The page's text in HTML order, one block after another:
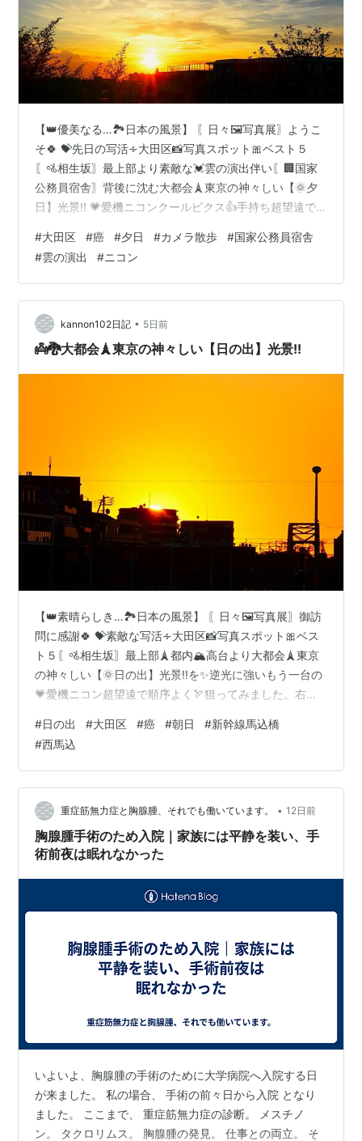
【👑優美なる…🏞️日本の風景】 〖日々🖼️写真展〗ようこ
そ🍀 💝先日の写活∻大田区📸写真スポット🎀ベスト５
〖🚵相生坂〗最上部より素敵な💓雲の演出伴い〖🏢国家
公務員宿舎〗背後に沈む大都会🗼東京の神々しい【🌞夕
日】光景!! 💗愛機ニコンクールピクス👍手持ち超望遠で
て〖👨‍👩‍👧‍👦世知辛い世の人々〗に〖💓生きる勇気；パ
ワー💪エネルギー〗等、何ものかを齎（もたら）すなら
🍀幸いです。 🖼️画像クリックして〖別ウインドウ〗でも
御閲覧ください。 💖我が故郷【💥熊本地震💥】被災され
た👨‍👩‍👧‍👦皆様お体を大切に～ 🙏何時も御訪問に感謝!!
👨‍👩‍👧‍👦皆…
#大田区 #癌 #夕日 #カメラ散歩 #国家公務員宿舎
#雲の演出 #ニコン
kannon102日記 • 5日前
👼🐉大都会🗼東京の神々しい【日の出】光景!!
【👑素晴らしき…🏞️日本の風景】 〖日々🖼️写真展〗御訪
問に感謝🍀 💝素敵な写活∻大田区📸写真スポット🎀ベス
ト５〖🚵相生坂〗最上部🗼都内🏔高台より大都会🗼東京
の神々しい【🌞日の出】光景!!を✨逆光に強いもう一台の
💗愛機ニコン超望遠で順序よく🏹狙ってみました。右サ
真によって〖👨‍👩‍👧‍👦世知辛い世の人々〗に〖💓生きる
勇気；パワー💪エネルギー〗等、何ものかを齎（もた
ら）すなら🍀幸いです。 🖼️画像クリックして〖別ウイン
ドウ〗でも御閲覧ください。 💖我が故郷【💥熊本地震
💥】被災された👨‍👩‍👧‍👦皆様お体を大切～ 🙏何時も御訪
問に感謝!!👨‍👩‍…
#日の出 #大田区 #癌 #朝日 #新幹線馬込橋
#西馬込
重症筋無力症と胸腺腫、それでも働いています。 • 12日前
胸腺腫手術のため入院｜家族には平静を装い、手
術前夜は眠れなかった
いよいよ、胸腺腫の手術のために大学病院へ入院する日
が来ました。 私の場合、 手術の前々日から入院 となり
ました。 ここまで、 重症筋無力症の診断。 メスチノ
ン。 タクロリムス。 胸腺腫の発見。 仕事との両立。 そ